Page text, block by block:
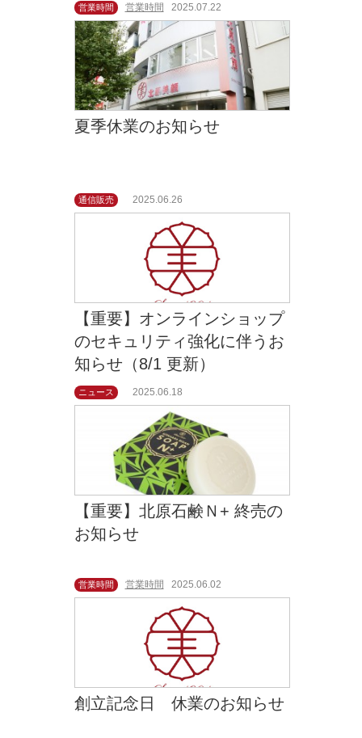
営業時間 営業時間 2025.07.22
夏季休業のお知らせ
通信販売 2025.06.26
【重要】オンラインショップ
のセキュリティ強化に伴うお
知らせ（8/1 更新）
ニュース 2025.06.18
【重要】北原石鹸Ｎ+ 終売の
お知らせ
営業時間 営業時間 2025.06.02
創立記念日 休業のお知らせ